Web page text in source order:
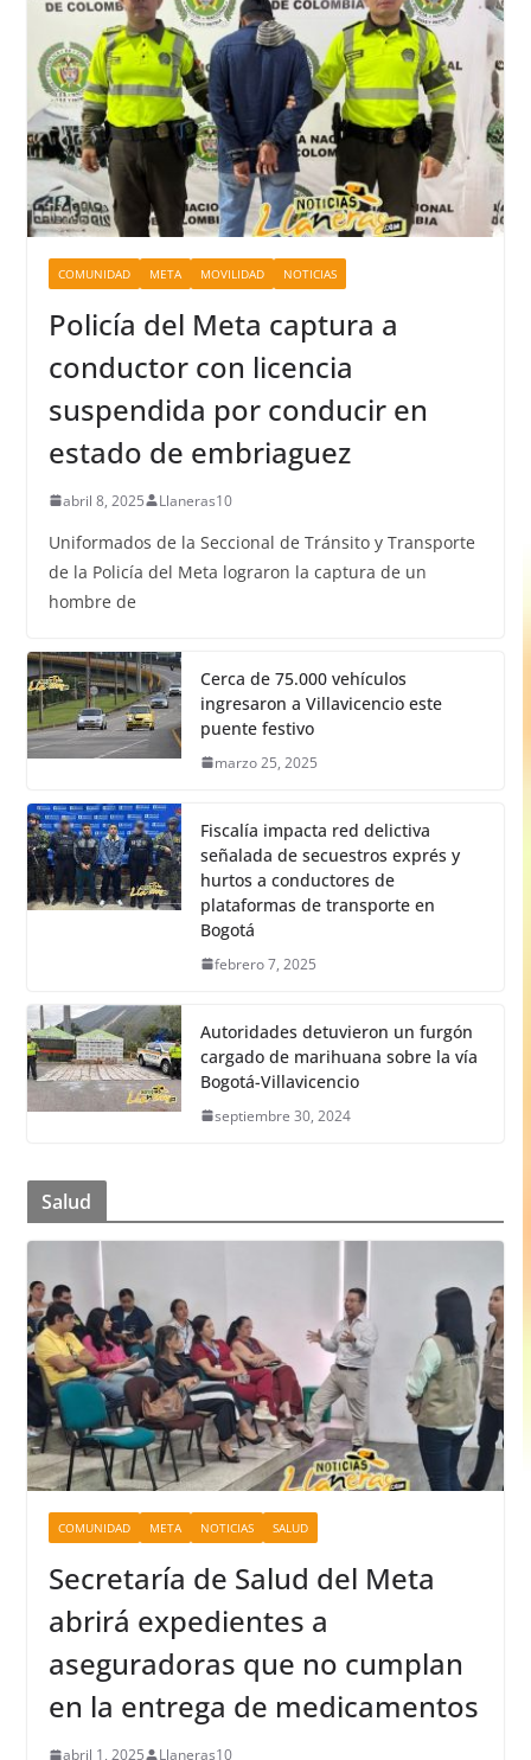
COMUNIDAD META MOVILIDAD NOTICIAS
Policía del Meta captura a
conductor con licencia
suspendida por conducir en
estado de embriaguez
abril 8, 2025 Llaneras10
Uniformados de la Seccional de Tránsito y Transporte
de la Policía del Meta lograron la captura de un
hombre de
Cerca de 75.000 vehículos
ingresaron a Villavicencio este
puente festivo
marzo 25, 2025
Fiscalía impacta red delictiva
señalada de secuestros exprés y
hurtos a conductores de
plataformas de transporte en
Bogotá
febrero 7, 2025
Autoridades detuvieron un furgón
cargado de marihuana sobre la vía
Bogotá-Villavicencio
septiembre 30, 2024
Salud
COMUNIDAD META NOTICIAS SALUD
Secretaría de Salud del Meta
abrirá expedientes a
aseguradoras que no cumplan
en la entrega de medicamentos
abril 1, 2025 Llaneras10